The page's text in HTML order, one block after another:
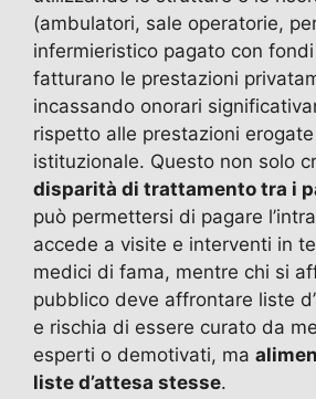
(ambulatori, sale operatorie,
infermieristico pagato con
fatturano le prestazioni
incassando onorari
rispetto alle prestazioni
istituzionale. Questo non solo
disparità di trattamento tra i
può permettersi di pagare
accede a visite e interventi in
medici di fama, mentre chi si
pubblico deve affrontare liste
e rischia di essere curato da
esperti o demotivati, ma
liste d’attesa stesse.